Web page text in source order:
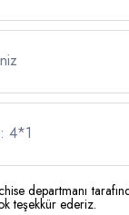
4*1
departmanı
teşekkür ederiz.